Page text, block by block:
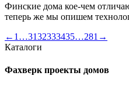
Финские дома кое-чем
теперь же мы опишем
← 1 …3132333435…281 →
Каталоги
Фахверк проекты домов